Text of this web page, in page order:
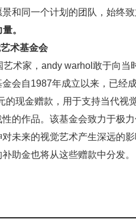
和同一个计划的团队，始终致
。
术基金会
术家，andy warhol敢于向
会自1987年成立以来，已经
的现金赠款，用于支持当代视
的作品。该基金会致力于极
未来的视觉艺术产生深远的
助金也将从这些赠款中分发。